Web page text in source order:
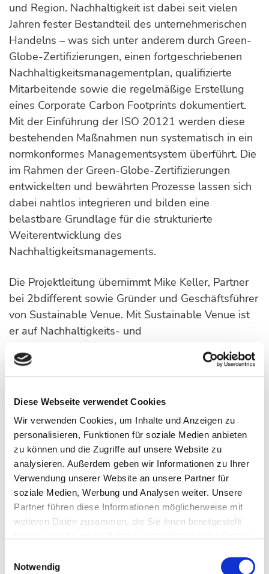
Diese Webseite verwendet Cookies
Wir verwenden Cookies, um Inhalte und Anzeigen zu
personalisieren, Funktionen für soziale Medien anbieten
zu können und die Zugriffe auf unsere Website zu
analysieren. Außerdem geben wir Informationen zu Ihrer
Verwendung unserer Website an unsere Partner für
soziale Medien, Werbung und Analysen weiter. Unsere
Partner führen diese Informationen möglicherweise mit
weiteren Daten zusammen, die Sie ihnen bereitgestellt
Notwendig
und Region. Nachhaltigkeit ist dabei seit vielen
Jahren fester Bestandteil des unternehmerischen
Handelns – was sich unter anderem durch Green-
Globe-Zertifizierungen, einen fortgeschriebenen
Nachhaltigkeitsmanagementplan, qualifizierte
Mitarbeitende sowie die regelmäßige Erstellung
eines Corporate Carbon Footprints dokumentiert.
Mit der Einführung der ISO 20121 werden diese
bestehenden Maßnahmen nun systematisch in ein
normkonformes Managementsystem überführt. Die
im Rahmen der Green-Globe-Zertifizierungen
entwickelten und bewährten Prozesse lassen sich
dabei nahtlos integrieren und bilden eine
belastbare Grundlage für die strukturierte
Weiterentwicklung des
Nachhaltigkeitsmanagements.
Die Projektleitung übernimmt Mike Keller, Partner
bei 2bdifferent sowie Gründer und Geschäftsführer
von Sustainable Venue. Mit Sustainable Venue ist
er auf Nachhaltigkeits- und
spezialisiert. Als langjähriger Betreiber und
Geschäftsführer großer Veranstaltungsstätten
bringt Keller umfassende Praxiserfahrung aus dem
Zudem ist er zertifizierter Nachhaltigkeitsberater für
Veranstaltungen nach ISO 20121.
Der strukturierte Aufbau des
Nachhaltigkeitsmanagementsystems hat im
November 2025 begonnen, die
Implementierungsphase ist bis zum Sommer 2026
zentrale Grundlage für die zukünftige Ausrichtung